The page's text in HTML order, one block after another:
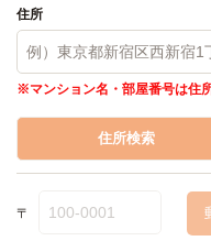
住所
※マンション名・部屋番号は住
住所検索
〒